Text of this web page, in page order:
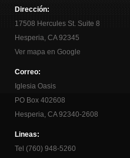
Dirección:
17508 Hercules St. Suite 8
Hesperia, CA 92345
Ver mapa en Google
Correo:
Iglesia Oasis
PO Box 402608
Hesperia, CA 92340-2608
Lineas:
Tel (760) 948-5260